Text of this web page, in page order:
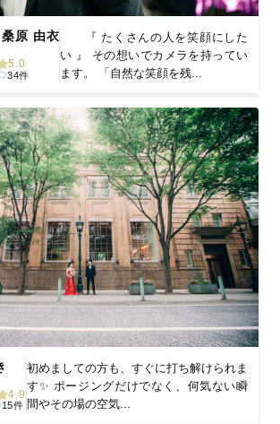
原 由衣
5.0
34件
『 たくさんの人を笑顔にした
い 』 その想いでカメラを持ってい
ます。 「自然な笑顔を残...
4.9
15件
初めましての方も、すぐに打ち解けられま
す✨ ポージングだけでなく、何気ない瞬
間やその場の空気...